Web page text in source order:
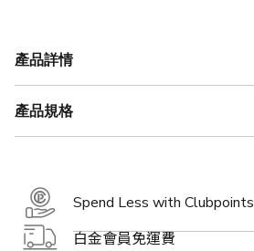
產品詳情
產品規格
Spend Less with Clubpoints
白金會員免運費